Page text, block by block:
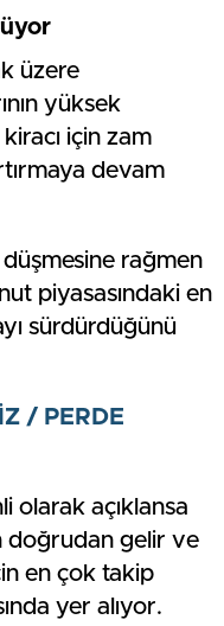
üzere
yüksek
için zam
devam
düşmesine rağmen
piyasasındaki en
sürdürdüğünü
/ PERDE
olarak açıklansa
doğrudan gelir ve
en çok takip
yer alıyor.